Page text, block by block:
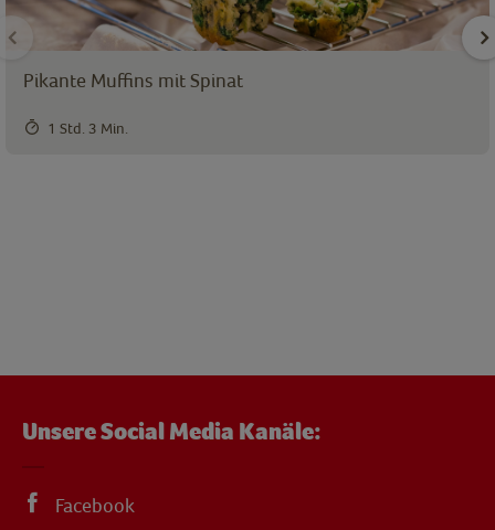
Pikante Muffins mit Spinat
1 Std. 3 Min.
Unsere Social Media Kanäle:
Facebook